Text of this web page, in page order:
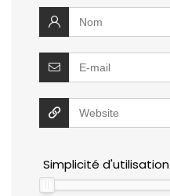
Simplicité d'utilisation